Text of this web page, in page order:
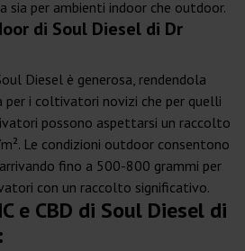
sia per ambienti indoor che outdoor.
di Soul Diesel di Dr
Diesel è generosa, rendendola
i coltivatori novizi che per quelli
possono aspettarsi un raccolto
Le condizioni outdoor consentono
fino a 500-800 grammi per
con un raccolto significativo.
e CBD di Soul Diesel di